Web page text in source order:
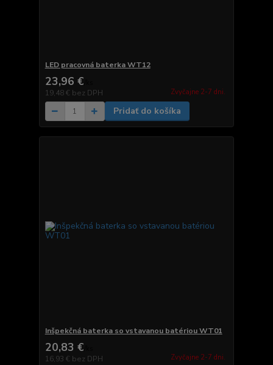
LED pracovná baterka WT12
23,96 €
19,48 € bez DPH Zvyčajne 2-7 dni.
Pridať do košíka
Inšpekčná baterka so vstavanou batériou WT01
20,83 €
16,93 € bez DPH Zvyčajne 2-7 dni.